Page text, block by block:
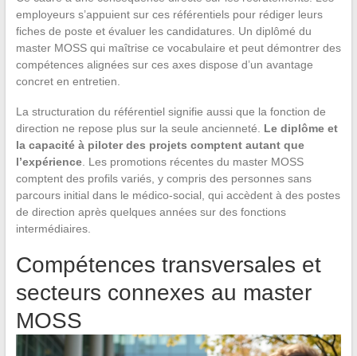
employeurs s’appuient sur ces référentiels pour rédiger leurs
fiches de poste et évaluer les candidatures. Un diplômé du
master MOSS qui maîtrise ce vocabulaire et peut démontrer des
compétences alignées sur ces axes dispose d’un avantage
concret en entretien.
La structuration du référentiel signifie aussi que la fonction de
direction ne repose plus sur la seule ancienneté. Le diplôme et
la capacité à piloter des projets comptent autant que
l’expérience. Les promotions récentes du master MOSS
comptent des profils variés, y compris des personnes sans
parcours initial dans le médico-social, qui accèdent à des postes
de direction après quelques années sur des fonctions
intermédiaires.
Compétences transversales et
secteurs connexes au master
MOSS